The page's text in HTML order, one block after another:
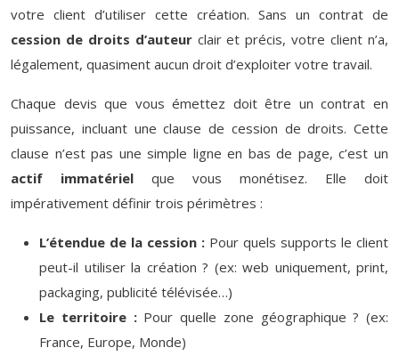
votre client d’utiliser cette création. Sans un contrat de
cession de droits d’auteurclair et précis, votre client n’a,
légalement, quasiment aucun droit d’exploiter votre travail.
Chaque devis que vous émettez doit être un contrat en
puissance, incluant une clause de cession de droits. Cette
clause n’est pas une simple ligne en bas de page, c’est un
actif immatériel que vous monétisez. Elle doit
impérativement définir trois périmètres :
L’étendue de la cession : Pour quels supports le client
peut-il utiliser la création ? (ex: web uniquement, print,
packaging, publicité télévisée…)
Le territoire :Pour quelle zone géographique ? (ex:
France, Europe, Monde)